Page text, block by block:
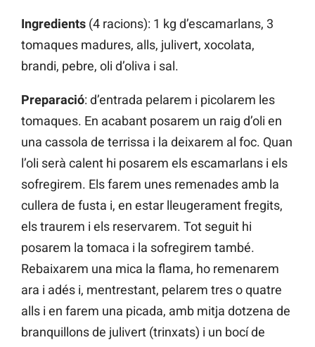
Ingredients (4 racions): 1 kg d’escamarlans, 3
tomaques madures, alls, julivert, xocolata,
brandi, pebre, oli d’oliva i sal.
Preparació: d’entrada pelarem i picolarem les
tomaques. En acabant posarem un raig d’oli en
una cassola de terrissa i la deixarem al foc. Quan
l’oli serà calent hi posarem els escamarlans i els
sofregirem. Els farem unes remenades amb la
cullera de fusta i, en estar lleugerament fregits,
els traurem i els reservarem. Tot seguit hi
posarem la tomaca i la sofregirem també.
Rebaixarem una mica la flama, ho remenarem
ara i adés i, mentrestant, pelarem tres o quatre
alls i en farem una picada, amb mitja dotzena de
branquillons de julivert (trinxats) i un bocí de